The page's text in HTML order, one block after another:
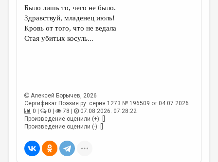
КНИЖНАЯ ПОЛКА
ОБЗОР ЛИТЕРАТУРЫ
РЕДКОЛЛЕГИЯ
ОТ РЕДАКЦИИ
ЭССЕИСТИКА
Было лишь то, чего не было.
Здравствуй, младенец июль!
Кровь от того, что не ведала
Стая убитых косуль...
Алексей Борычев, 2026
Сертификат Поэзия.ру: серия 1273 № 196509 от 04.07.2026
0 |
0 | 78 |
07.08.2026. 07:28:22
Произведение оценили (+): []
Произведение оценили (-): []